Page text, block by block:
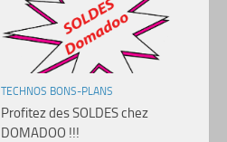
TECHNOS BONS-PLANS
Profitez des SOLDES chez
DOMADOO !!!